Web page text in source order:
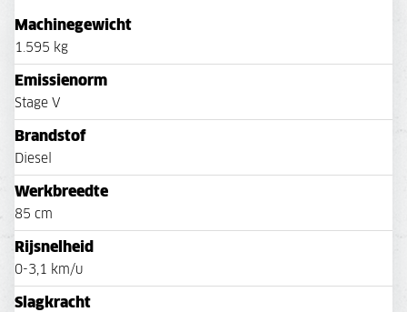
Machinegewicht
1.595 kg
Emissienorm
Stage V
Brandstof
Diesel
Werkbreedte
85 cm
Rijsnelheid
0-3,1 km/u
Slagkracht